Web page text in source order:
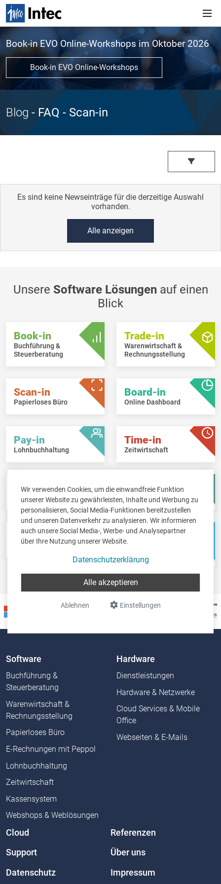
Wir verwenden Cookies, um die einwandfreie Funktion
unserer Website zu gewährleisten, Inhalte und Werbung zu
personalisieren, Social Media-Funktionen bereitzustellen
und unseren Datenverkehr zu analysieren. Wir informieren
auch unsere Social Media-, Werbe- und Analysepartner
über Ihre Nutzung unserer Website.
Datenschutzerklärung
Einstellungen
Ablehnen
Alle akzeptieren
Book-in EVO Online-Workshops im Oktober 2026
Book-in EVO Online-Workshops
Blog - FAQ - Scan-in
Es sind keine Newseinträge für die derzeitige Auswahl
vorhanden.
Alle anzeigen
Unsere Software Lösungenauf einen
Blick
Book-in
Buchführung &
Steuerberatung
Trade-in
Warenwirtschaft &
Rechnungsstellung
Scan-in
Papierloses Büro
Board-in
Online Dashboard
Pay-in
Lohnbuchhaltung
Time-in
Zeitwirtschaft
Fisc-in
Steuererklärungen
Account-in
Jahresabschlüsse
Pos-in
Kassensystem
Net-in
Webshops &
Software
Buchführung &
Steuerberatung
Warenwirtschaft &
Rechnungsstellung
Papierloses Büro
E-Rechnungen mit Peppol
Lohnbuchhaltung
Zeitwirtschaft
Kassensystem
Webshops & Weblösungen
Hardware
Dienstleistungen
Hardware & Netzwerke
Cloud Services & Mobile
Office
Webseiten & E-Mails
Cloud Referenzen
Support Über uns
Datenschutz Impressum